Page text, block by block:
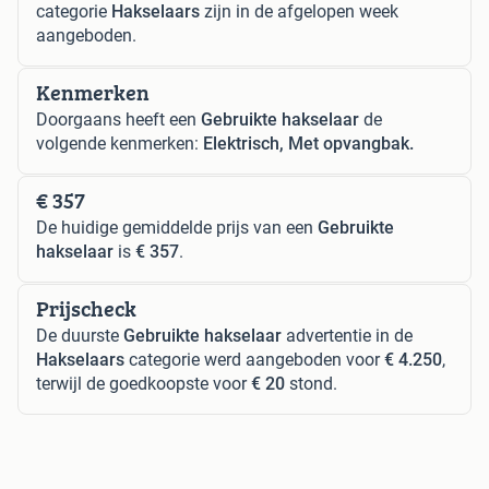
categorie Hakselaars zijn in de afgelopen week
aangeboden.
Kenmerken
Doorgaans heeft een Gebruikte hakselaar de
volgende kenmerken: Elektrisch, Met opvangbak.
€ 357
De huidige gemiddelde prijs van een Gebruikte
hakselaar is € 357.
Prijscheck
De duurste Gebruikte hakselaar advertentie in de
Hakselaars categorie werd aangeboden voor€ 4.250,
terwijl de goedkoopste voor€ 20 stond.